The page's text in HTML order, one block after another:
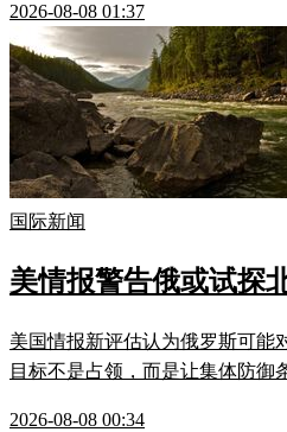
2026-08-08 01:37
国际新闻
美情报警告俄或试探
美国情报新评估认为俄罗斯可能
目标不是占领，而是让集体防御
2026-08-08 00:34